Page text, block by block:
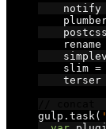
    notify
    rename
    slim
=
    terser
gulp . task (